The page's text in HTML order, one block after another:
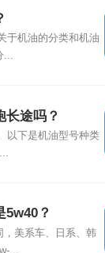
于机油的分类和机油
...
长途吗？
以下是机油型号种类
5w40？
，美系车、日系、韩
...